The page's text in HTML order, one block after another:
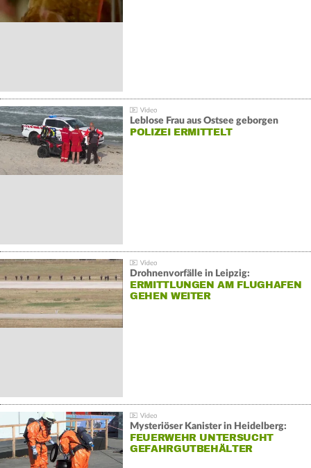
Leblose Frau aus Ostsee geborgen
POLIZEI ERMITTELT
Drohnenvorfälle in Leipzig:
ERMITTLUNGEN AM FLUGHAFEN
GEHEN WEITER
Mysteriöser Kanister in Heidelberg:
FEUERWEHR UNTERSUCHT
GEFAHRGUTBEHÄLTER